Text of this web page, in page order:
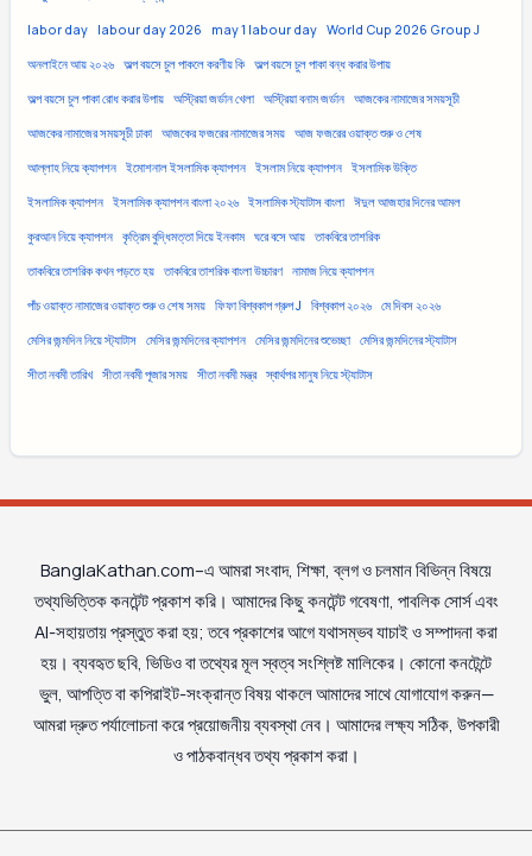
labor day labour day 2026 may 1 labour day World Cup 2026 Group J
অনলাইনে আয় ২০২৬ অল্প বয়সে চুল পাকলে করণীয় কি অল্প বয়সে চুল পাকা বন্ধ করার উপায়
অল্প বয়সে চুল পাকা রোধ করার উপায় অস্ট্রিয়া জর্ডান খেলা অস্ট্রিয়া বনাম জর্ডান আজকের নামাজের সময়সূচী
আজকের নামাজের সময়সূচী ঢাকা আজকের ফজরের নামাজের সময় আজ ফজরের ওয়াক্ত শুরু ও শেষ
আল্লাহ নিয়ে ক্যাপশন ইমোশনাল ইসলামিক ক্যাপশন ইসলাম নিয়ে ক্যাপশন ইসলামিক উক্তি
ইসলামিক ক্যাপশন ইসলামিক ক্যাপশন বাংলা ২০২৬ ইসলামিক স্ট্যাটাস বাংলা ঈদুল আজহার দিনের আমল
কুরআন নিয়ে ক্যাপশন কৃত্রিম বুদ্ধিমত্তা দিয়ে ইনকাম ঘরে বসে আয় তাকবিরে তাশরিক
তাকবিরে তাশরিক কখন পড়তে হয় তাকবিরে তাশরিক বাংলা উচ্চারণ নামাজ নিয়ে ক্যাপশন
পাঁচ ওয়াক্ত নামাজের ওয়াক্ত শুরু ও শেষ সময় ফিফা বিশ্বকাপ গ্রুপ J বিশ্বকাপ ২০২৬ মে দিবস ২০২৬
মেসির জন্মদিন নিয়ে স্ট্যাটাস মেসির জন্মদিনের ক্যাপশন মেসির জন্মদিনের শুভেচ্ছা মেসির জন্মদিনের স্ট্যাটাস
সীতা নবমী তারিখ সীতা নবমী পূজার সময় সীতা নবমী মন্ত্র স্বার্থপর মানুষ নিয়ে স্ট্যাটাস
BanglaKathan.com–এ আমরা সংবাদ, শিক্ষা, ব্লগ ও চলমান বিভিন্ন বিষয়ে
তথ্যভিত্তিক কনটেন্ট প্রকাশ করি। আমাদের কিছু কনটেন্ট গবেষণা, পাবলিক সোর্স এবং
AI-সহায়তায় প্রস্তুত করা হয়; তবে প্রকাশের আগে যথাসম্ভব যাচাই ও সম্পাদনা করা
হয়। ব্যবহৃত ছবি, ভিডিও বা তথ্যের মূল স্বত্ব সংশ্লিষ্ট মালিকের। কোনো কনটেন্টে
ভুল, আপত্তি বা কপিরাইট-সংক্রান্ত বিষয় থাকলে আমাদের সাথে যোগাযোগ করুন—
আমরা দ্রুত পর্যালোচনা করে প্রয়োজনীয় ব্যবস্থা নেব। আমাদের লক্ষ্য সঠিক, উপকারী
ও পাঠকবান্ধব তথ্য প্রকাশ করা।